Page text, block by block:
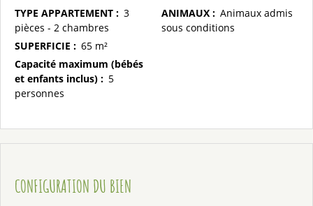
TYPE APPARTEMENT : 3
pièces - 2 chambres
SUPERFICIE : 65 m²
Capacité maximum (bébés
et enfants inclus) : 5
personnes
ANIMAUX : Animaux admis
sous conditions
CONFIGURATION DU BIEN